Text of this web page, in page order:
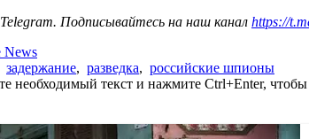
Подписывайтесь на наш канал https://
News
задержание, разведка, российские шпионы
необходимый текст и нажмите Ctrl+Enter,